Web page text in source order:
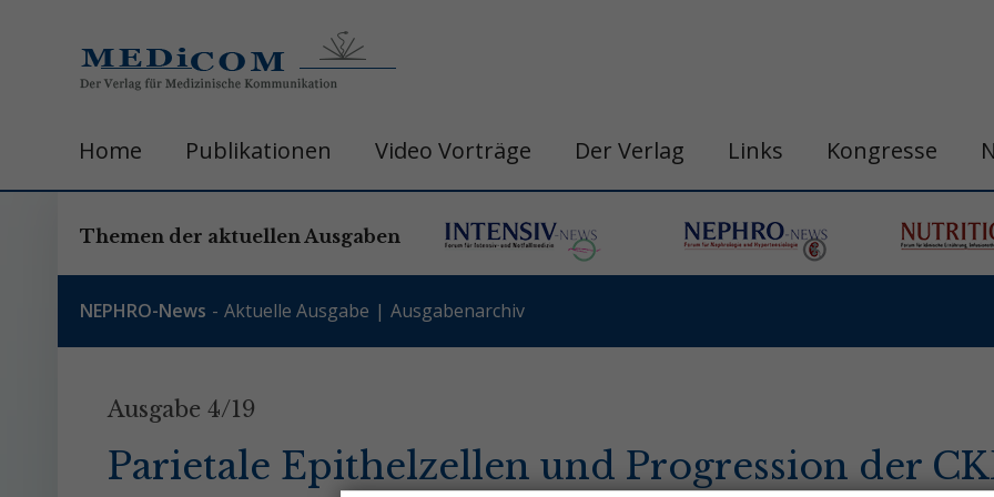
Home Publikationen Video Vorträge Der Verlag Links Kongresse
Themen der aktuellen Ausgaben
NEPHRO-News Aktuelle Ausgabe Ausgabenarchiv
Ausgabe 4/19
Parietale Epithelzellen und Progression der